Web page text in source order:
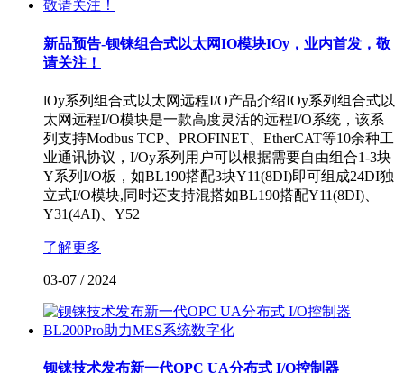
新品预告-钡铼组合式以太网IO模块IOy，业内首发，敬
请关注！
lOy系列组合式以太网远程I/O产品介绍IOy系列组合式以
太网远程I/O模块是一款高度灵活的远程I/O系统，该系
列支持Modbus TCP、PROFINET、EtherCAT等10余种工
业通讯协议，I/Oy系列用户可以根据需要自由组合1-3块
Y系列I/O板，如BL190搭配3块Y11(8DI)即可组成24DI独
立式I/O模块,同时还支持混搭如BL190搭配Y11(8DI)、
Y31(4AI)、Y52
了解更多
03-07 / 2024
钡铼技术发布新一代OPC UA分布式 I/O控制器